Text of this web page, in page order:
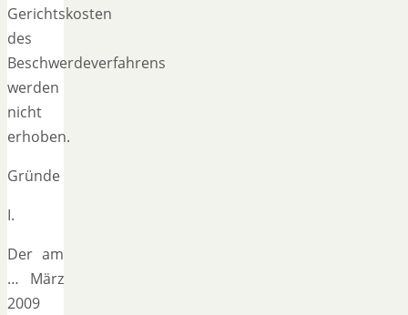
Gerichtskosten
des
Beschwerdeverfahrens
werden
nicht
erhoben.
Gründe
I.
Der am
… März
2009